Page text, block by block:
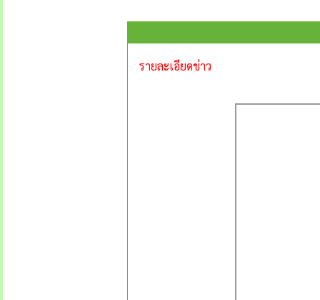
รายละเอียดข่าว